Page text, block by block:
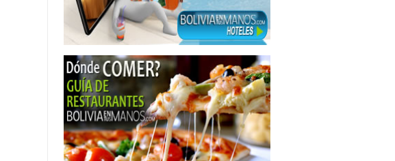
Cristalería
Cajas Chinas
Electrodomésticos
Línea Blanca
Menajes de Cocina
Vajillas
Accesorios para cocina
Agencias de Viajes y Turismo
Operadora de Turismo
Turismo: Agencias de Viaje